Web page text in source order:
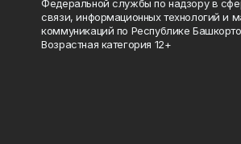
Федеральной службы по надзору в
связи, информационных технологий и
коммуникаций по Республике
Возрастная категория 12+